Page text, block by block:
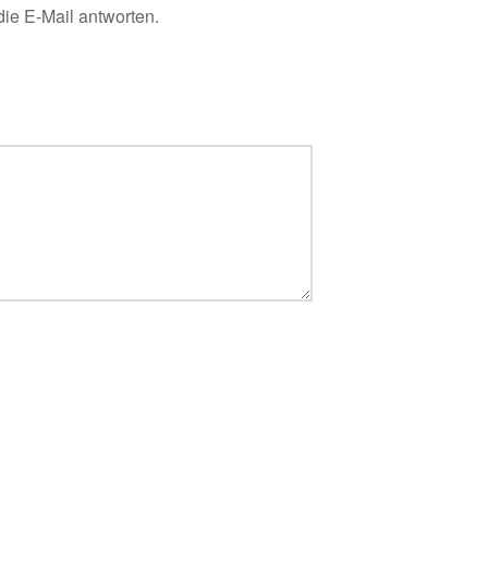
E-Mail antworten.